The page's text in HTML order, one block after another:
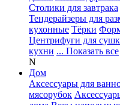
Столики для завтрака
Тендерайзеры для
кухонные Тёрки
Центрифуги для
кухни ... Показать все
N
Дом
Аксессуары для
мясорубок